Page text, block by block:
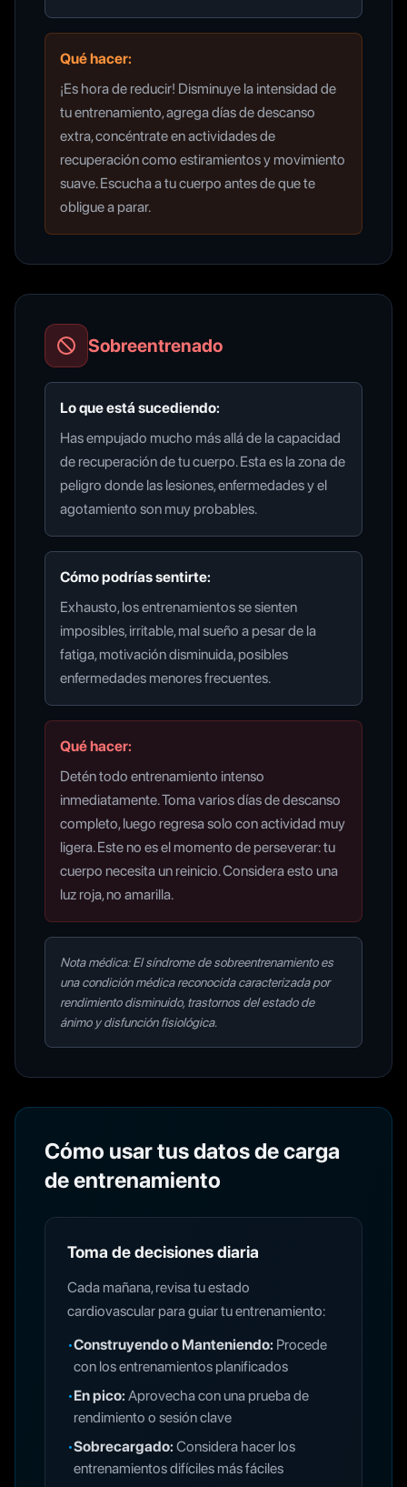
Qué hacer:
¡Es hora de reducir! Disminuye la intensidad de
tu entrenamiento, agrega días de descanso
extra, concéntrate en actividades de
recuperación como estiramientos y movimiento
suave. Escucha a tu cuerpo antes de que te
obligue a parar.
Sobreentrenado
Lo que está sucediendo:
Has empujado mucho más allá de la capacidad
de recuperación de tu cuerpo. Esta es la zona de
peligro donde las lesiones, enfermedades y el
agotamiento son muy probables.
Cómo podrías sentirte:
Exhausto, los entrenamientos se sienten
imposibles, irritable, mal sueño a pesar de la
fatiga, motivación disminuida, posibles
enfermedades menores frecuentes.
Qué hacer:
Detén todo entrenamiento intenso
inmediatamente. Toma varios días de descanso
completo, luego regresa solo con actividad muy
ligera. Este no es el momento de perseverar: tu
cuerpo necesita un reinicio. Considera esto una
luz roja, no amarilla.
Nota médica: El síndrome de sobreentrenamiento es
una condición médica reconocida caracterizada por
rendimiento disminuido, trastornos del estado de
ánimo y disfunción fisiológica.
Cómo usar tus datos de carga
de entrenamiento
Toma de decisiones diaria
Cada mañana, revisa tu estado
cardiovascular para guiar tu entrenamiento:
•Construyendo o Manteniendo: Procede
con los entrenamientos planificados
•En pico: Aprovecha con una prueba de
rendimiento o sesión clave
•Sobrecargado: Considera hacer los
entrenamientos difíciles más fáciles